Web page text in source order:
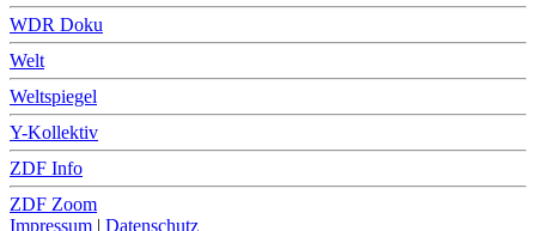
WDR Doku
Welt
Weltspiegel
Y-Kollektiv
ZDF Info
ZDF Zoom
Impressum | Datenschutz